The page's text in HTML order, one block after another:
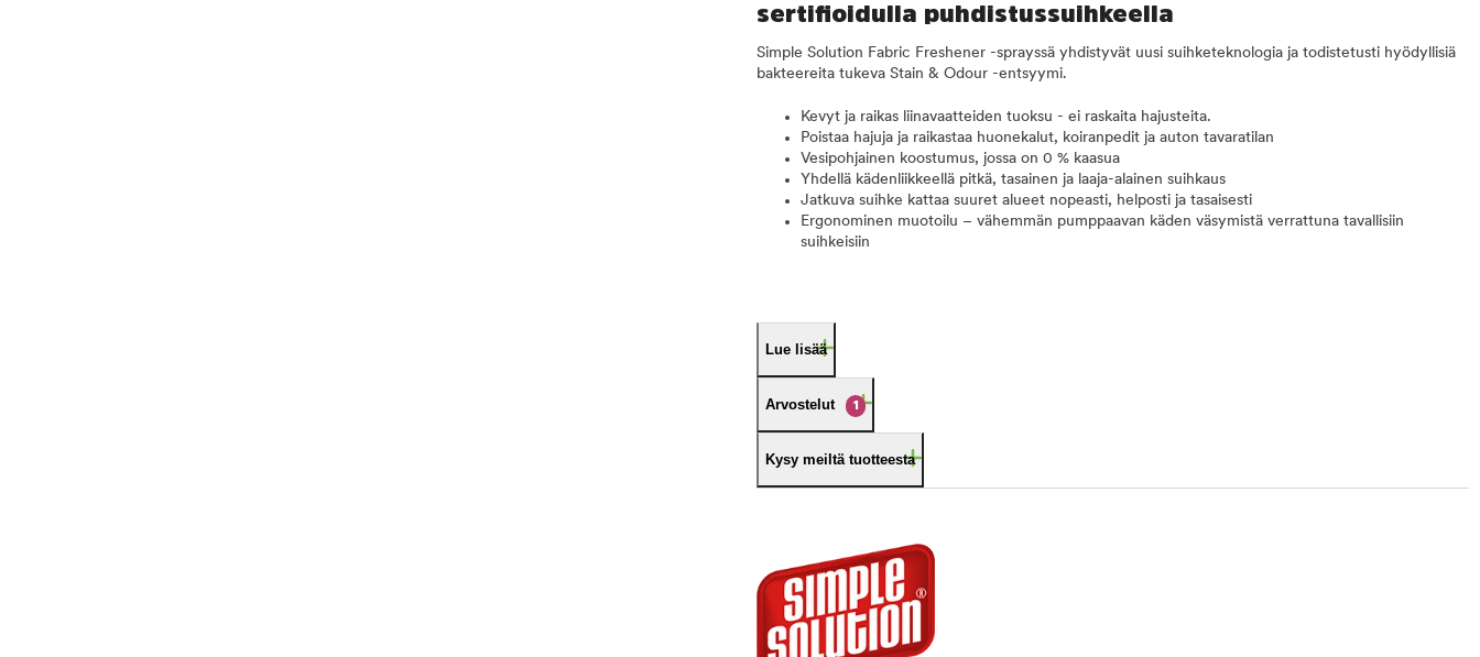
sertifioidulla puhdistussuihkeella
Simple Solution Fabric Freshener -sprayssä yhdistyvät uusi suihketeknologia ja todistetusti hyödyllisiä
bakteereita tukeva Stain & Odour -entsyymi.
Kevyt ja raikas liinavaatteiden tuoksu - ei raskaita hajusteita.
Poistaa hajuja ja raikastaa huonekalut, koiranpedit ja auton tavaratilan
Vesipohjainen koostumus, jossa on 0 % kaasua
Yhdellä kädenliikkeellä pitkä, tasainen ja laaja-alainen suihkaus
Jatkuva suihke kattaa suuret alueet nopeasti, helposti ja tasaisesti
Ergonominen muotoilu – vähemmän pumppaavan käden väsymistä verrattuna tavallisiin
suihkeisiin
Lue lisää
Arvostelut 1
Kysy meiltä tuotteesta